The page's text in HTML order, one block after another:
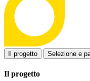
Il progetto Selezione e
Il progetto